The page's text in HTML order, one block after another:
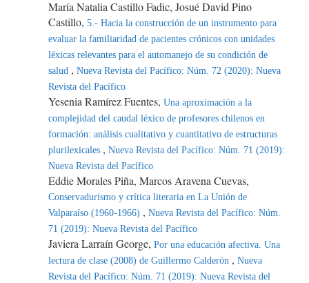
María Natalia Castillo Fadic, Josué David Pino
Castillo, 5.- Hacia la construcción de un instrumento para
evaluar la familiaridad de pacientes crónicos con unidades
léxicas relevantes para el automanejo de su condición de
salud , Nueva Revista del Pacífico: Núm. 72 (2020): Nueva
Revista del Pacífico
Yesenia Ramírez Fuentes, Una aproximación a la
complejidad del caudal léxico de profesores chilenos en
formación: análisis cualitativo y cuantitativo de estructuras
plurilexicales , Nueva Revista del Pacífico: Núm. 71 (2019):
Nueva Revista del Pacífico
Eddie Morales Piña, Marcos Aravena Cuevas,
Conservadurismo y crítica literaria en La Unión de
Valparaíso (1960-1966) , Nueva Revista del Pacífico: Núm.
71 (2019): Nueva Revista del Pacífico
Javiera Larraín George, Por una educación afectiva. Una
lectura de clase (2008) de Guillermo Calderón , Nueva
Revista del Pacífico: Núm. 71 (2019): Nueva Revista del